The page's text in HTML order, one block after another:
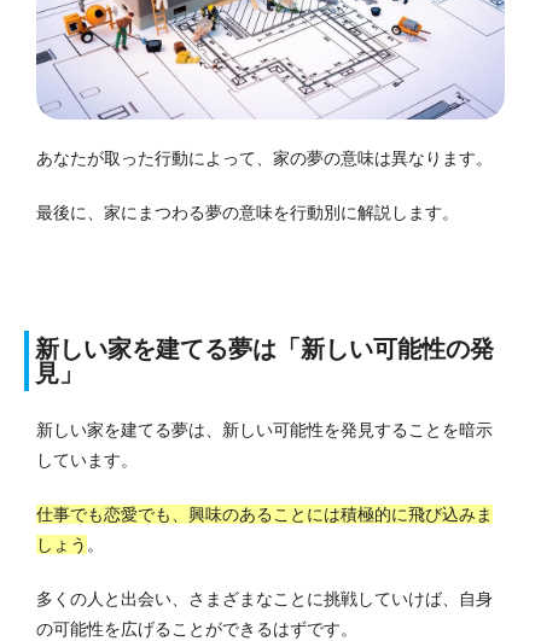
あなたが取った行動によって、家の夢の意味は異なります。
最後に、家にまつわる夢の意味を行動別に解説します。
新しい家を建てる夢は「新しい可能性の発
見」
新しい家を建てる夢は、新しい可能性を発見することを暗示
しています。
仕事でも恋愛でも、興味のあることには積極的に飛び込みま
しょう 。
多くの人と出会い、さまざまなことに挑戦していけば、自身
の可能性を広げることができるはずです。